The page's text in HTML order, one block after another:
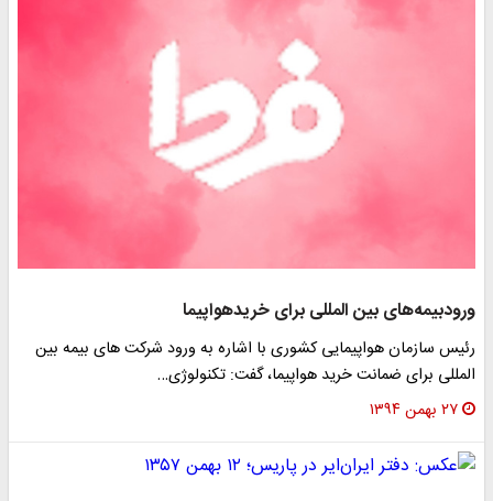
ورودبیمه‌های بین المللی برای خریدهواپیما
رئیس سازمان هواپیمایی کشوری با اشاره به ورود شرکت های بیمه بین
المللی برای ضمانت خرید هواپیما، گفت: تکنولوژی…
۲۷ بهمن ۱۳۹۴